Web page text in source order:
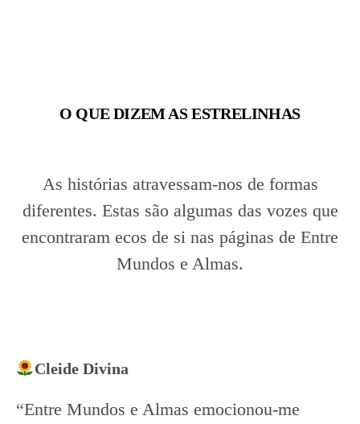
O QUE DIZEM AS ESTRELINHAS
As histórias atravessam-nos de formas
diferentes. Estas são algumas das vozes que
encontraram ecos de si nas páginas de Entre
Mundos e Almas.
Cleide Divina
“Entre Mundos e Almas emocionou-me